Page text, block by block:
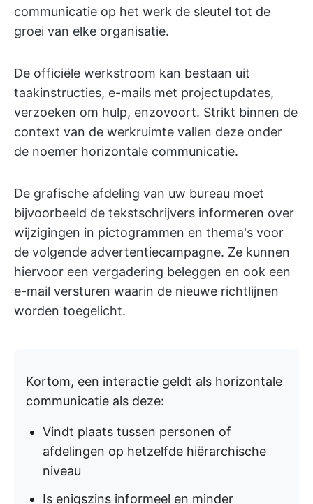
communicatie op het werk de sleutel tot de
groei van elke organisatie.
De officiële werkstroom kan bestaan uit
taakinstructies, e-mails met projectupdates,
verzoeken om hulp, enzovoort. Strikt binnen de
context van de werkruimte vallen deze onder
de noemer horizontale communicatie.
De grafische afdeling van uw bureau moet
bijvoorbeeld de tekstschrijvers informeren over
wijzigingen in pictogrammen en thema's voor
de volgende advertentiecampagne. Ze kunnen
hiervoor een vergadering beleggen en ook een
e-mail versturen waarin de nieuwe richtlijnen
worden toegelicht.
Kortom, een interactie geldt als horizontale
communicatie als deze:
Vindt plaats tussen personen of
afdelingen op hetzelfde hiërarchische
niveau
Is enigszins informeel en minder